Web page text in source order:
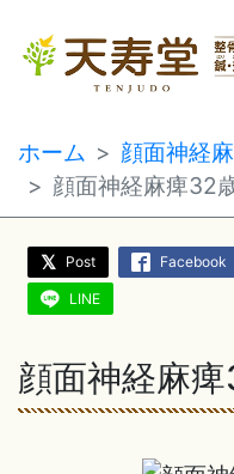
ホーム
顔面神経
顔面神経麻痺32
Post Facebook
LINE
顔面神経麻